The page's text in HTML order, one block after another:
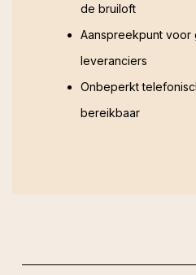
de bruiloft
Aanspreekpunt voor
leveranciers
Onbeperkt
bereikbaar